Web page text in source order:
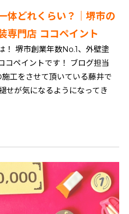
体どれくらい？｜堺市の
専門店 ココペイント
！ 堺市創業年数No.1、外壁塗
コペイントです！ ブログ担当
工をさせて頂いている藤井で
せが気になるようになってき